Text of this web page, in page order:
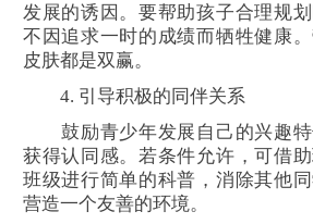
发展的诱因。要帮助孩子合理规
不因追求一时的成绩而牺牲健康
皮肤都是双赢。
4. 引导积极的同伴关系
鼓励青少年发展自己的兴趣特
获得认同感。若条件允许，可借
班级进行简单的科普，消除其他
营造一个友善的环境。